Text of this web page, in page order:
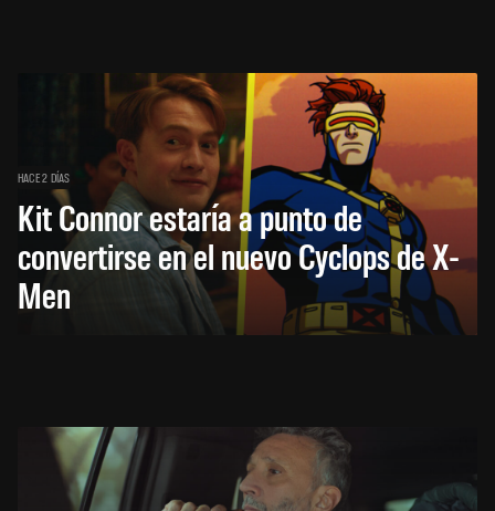
HACE 2 DÍAS
Kit Connor estaría a punto de
convertirse en el nuevo Cyclops de X-
Men